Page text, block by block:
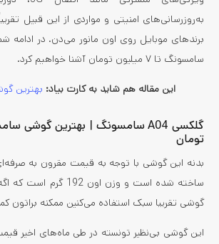
به‌روزرسانی‌های امنیتی و مواردی از این قبیل
برندهای موبایل روی اون مانور می‌دن. در ادامه
سامسونگ تا ۷ میلیون تومان آشنا خواهیم کرد.
این مقاله هم شاید به کارت بیاد: بهترین
تومان
بدنه این گوشی با توجه به قیمت مقرون به
ساخته شده است و وزن اون
گوشی تقریبا سبک استفاده می‌کنین ممکنه براتون
این گوشی بی‌نظیر تونسته در طی ماه‌های اخیر